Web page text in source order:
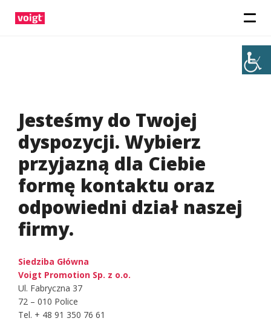
Jesteśmy do Twojej
dyspozycji. Wybierz
przyjazną dla Ciebie
formę kontaktu oraz
odpowiedni dział naszej
firmy.
Siedziba Główna
Voigt Promotion Sp. z o.o.
Ul. Fabryczna 37
72 – 010 Police
Tel. + 48 91 350 76 61